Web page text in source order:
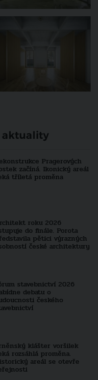
aktuality
Pragerových
začíná. Ikonický areál
tříletá proměna
roku 2026
do finále. Porota
pětici výrazných
české architektury
stavebnictví 2026
debatu o
českého
klášter voršilek
rozsáhlá proměna.
areál se otevře